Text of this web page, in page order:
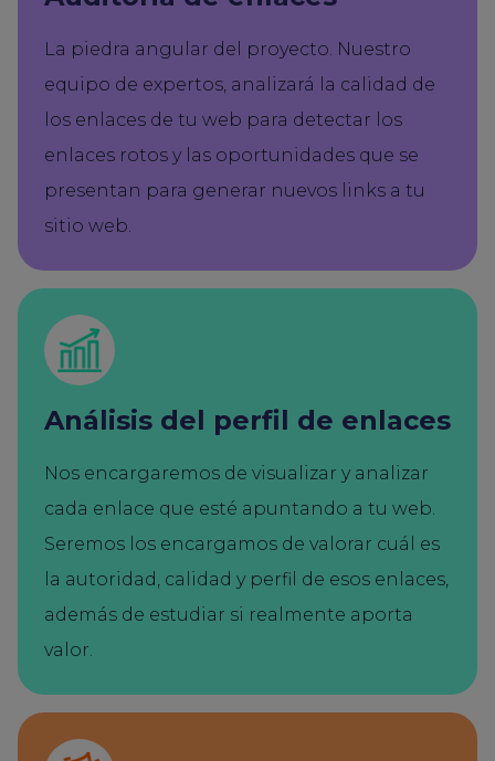
La piedra angular del proyecto. Nuestro
equipo de expertos, analizará la calidad de
los enlaces de tu web para detectar los
enlaces rotos y las oportunidades que se
presentan para generar nuevos links a tu
sitio web.
Análisis del perfil de enlaces
Nos encargaremos de visualizar y analizar
cada enlace que esté apuntando a tu web.
Seremos los encargamos de valorar cuál es
la autoridad, calidad y perfil de esos enlaces,
además de estudiar si realmente aporta
valor.